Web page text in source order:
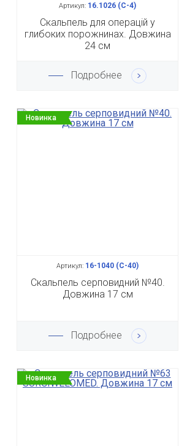
Артикул: 16.1026 (С-4)
Скальпель для операцій у
глибоких порожнинах. Довжина
24 см
Подробнее
Новинка
Артикул: 16-1040 (С-40)
Скальпель серповидний №40.
Довжина 17 см
Подробнее
Новинка